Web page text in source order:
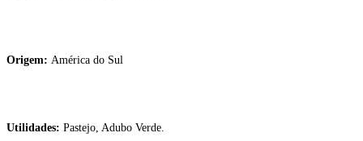
Origem: América do Sul
Utilidades: Pastejo, Adubo Verde.